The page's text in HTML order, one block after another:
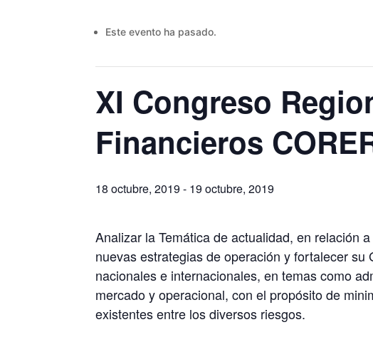
Este evento ha pasado.
XI Congreso
Financieros
18 octubre, 2019 - 19 octubre, 2019
Analizar la Temática de actualidad, en relación
nuevas estrategias de operación y fortalecer
nacionales e internacionales, en temas como
mercado y operacional, con el propósito de
existentes entre los diversos riesgos.